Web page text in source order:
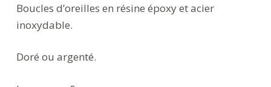
Boucles d’oreilles en résine époxy et acier
inoxydable.
Doré ou argenté.